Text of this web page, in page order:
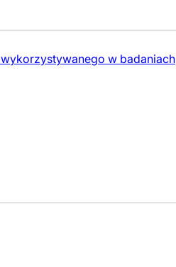
w badaniach